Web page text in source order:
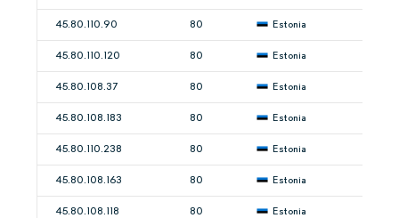
45.80.110.90 80 Estonia
45.80.110.120 80 Estonia
45.80.108.37 80 Estonia
45.80.108.183 80 Estonia
45.80.110.238 80 Estonia
45.80.108.163 80 Estonia
45.80.108.118 80 Estonia